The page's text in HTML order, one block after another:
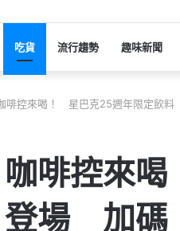
吃貨 流行趨勢 趣味新聞
咖啡控來喝！ 星巴克25週年限定飲
咖啡控來
場 加碼